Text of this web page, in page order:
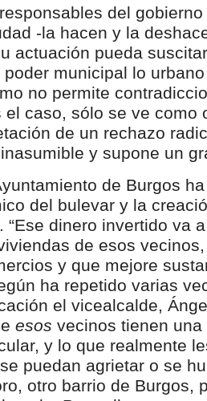
del
-la hacen y la
actuación pueda
municipal lo
no permite
el caso, sólo se ve como
de un rechazo
y supone un
de Burgos
del bulevar y la
“Ese dinero invertido va
de esos
y que mejore
ha repetido varias
el vicealcalde,
esos vecinos tienen
y lo que realmente
puedan agrietar o se
otro barrio de Burgos,